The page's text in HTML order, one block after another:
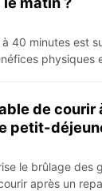
40 minutes est
physiques
de courir
petit-
le brûlage des
après un